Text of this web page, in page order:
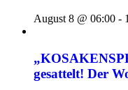
August 8 @ 06:00 -
gesattelt! Der